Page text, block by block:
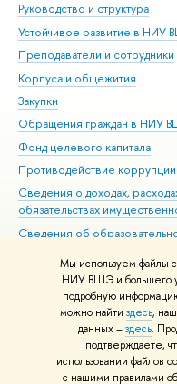
Мы используем файлы
НИУ ВШЭ и большего
подробную
можно найти здесь,
данных –здесь.
подтверждаете,
использовании файлов
с нашими правилами
Руководство и структура
Устойчивое развитие в НИУ
Преподаватели и сотрудники
Корпуса и общежития
Закупки
Обращения граждан в НИУ
Фонд целевого капитала
Противодействие коррупции
Сведения о доходах,
обязательствах
Сведения об
Людям с ограниченными
Единая платежная страница
Работа в Вышке
© НИУ ВШЭ 1993–2026
материалов Политика